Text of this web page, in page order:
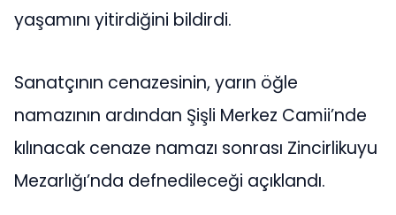
yaşamını yitirdiğini bildirdi.
Sanatçının cenazesinin, yarın öğle
namazının ardından Şişli Merkez Camii’nde
kılınacak cenaze namazı sonrası Zincirlikuyu
Mezarlığı’nda defnedileceği açıklandı.